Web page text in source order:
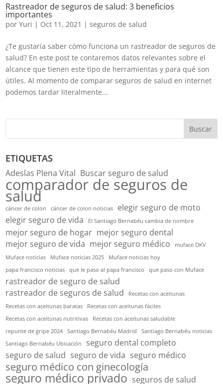
Rastreador de seguros de salud: 3 beneficios
importantes
porYuri | Oct 11, 2021 |seguros de salud
¿Te gustaría saber cómo funciona un rastreador de seguros de
salud? En este post te contaremos datos relevantes sobre el
alcance que tienen este tipo de herramientas y para qué son
útiles. Al momento de comparar seguros de salud en internet
podemos tardar literalmente...
Buscar
ETIQUETAS
Adeslas Plena Vital Buscar seguro de salud
comparador de seguros de
salud
cáncer de colon cáncer de colon noticias
elegir seguro de moto
elegir seguro de vida
El Santiago Bernabéu cambia de nombre
mejor seguro de hogar mejor seguro dental
mejor seguro de vida mejor seguro médico
muface DKV
Muface noticias
Muface noticias 2025
Muface noticias hoy
papa francisco noticias
que le paso al papa francisco que paso con Muface
rastreador de seguro de salud
rastreador de seguros de salud
Recetas con aceitunas
Recetas con aceitunas baratas
Recetas con aceitunas fáciles
Recetas con aceitunas nutritivas
Recetas con aceitunas saludable
repunte de gripe 2024
Santiago Bernabéu Madrid
Santiago Bernabéu noticias
Santiago Bernabéu Ubicación
seguro dental completo
seguro de salud seguro de vida seguro médico
seguro médico con ginecología
seguro médico privado seguros de salud